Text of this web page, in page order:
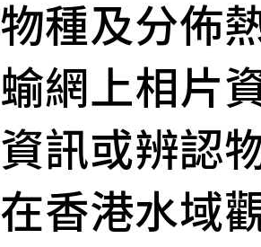
物種及分佈
蝓網上相片
資訊或辨認
在香港水域